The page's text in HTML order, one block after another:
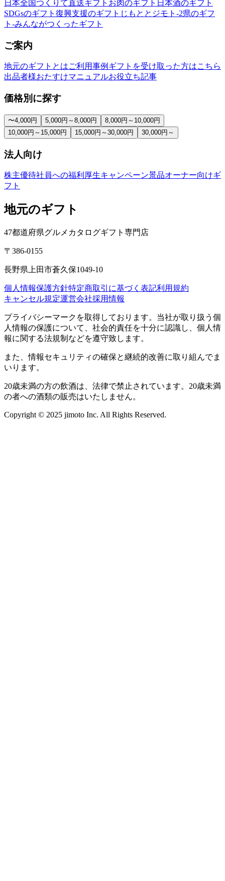
日本全国つくりて直送ギフト お肉のギフト 日本酒のギフト
SDGsのギフト 復興支援のギフト じもととジモト-2県のギフ
ト-みんながつくったギフト
ご案内
地元のギフトとはご利用事例 ギフトを受け取った方はこちら
出品者様おたすけマニュアルお役立ち記事
価格別に探す
〜4,000円 5,000円～8,000円
8,000円～10,000円
10,000円～15,000円
15,000円～30,000円 30,000円～
法人向け
株主優待社員への福利厚生キャンペーン景品オーナー向けギ
フト
地元のギフト
47都道府県グルメカタログギフト専門店
〒386-0155
長野県上田市蒼久保1049-10
個人情報保護方針特定商取引に基づく表記利用規約
キャンセル規定運営会社採用情報
プライバシーマークを取得しております。当社が取り扱う個
人情報の保護について、社会的責任を十分に認識し、個人情
報に関する法規制などを遵守致します。
また、情報セキュリティの確保と継続的改善に取り組んでま
いります。
20歳未満の方の飲酒は、法律で禁止されています。20歳未満
の者への酒類の販売はいたしません。
Copyright © 2025 jimoto Inc. All Rights Reserved.